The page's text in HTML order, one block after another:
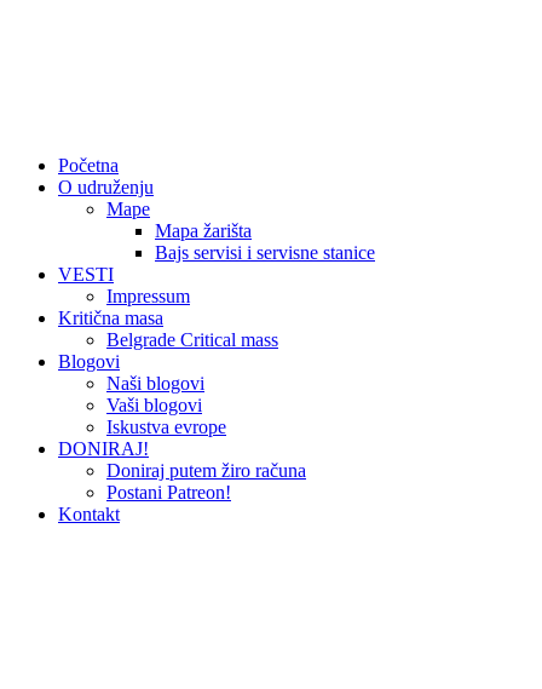
Početna
O udruženju
Mape
Mapa žarišta
Bajs servisi i servisne stanice
VESTI
Impressum
Kritična masa
Belgrade Critical mass
Blogovi
Naši blogovi
Vaši blogovi
Iskustva evrope
DONIRAJ!
Doniraj putem žiro računa
Postani Patreon!
Kontakt